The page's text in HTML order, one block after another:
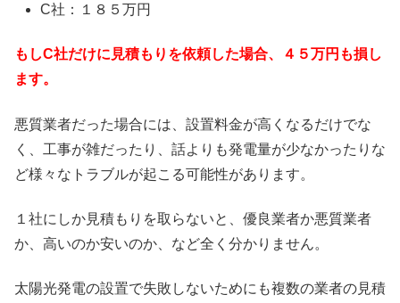
C社：１８５万円
もしC社だけに見積もりを依頼した場合、４５万円も損し
ます。
悪質業者だった場合には、設置料金が高くなるだけでな
く、工事が雑だったり、話よりも発電量が少なかったりな
ど様々なトラブルが起こる可能性があります。
１社にしか見積もりを取らないと、優良業者か悪質業者
か、高いのか安いのか、など全く分かりません。
太陽光発電の設置で失敗しないためにも複数の業者の見積